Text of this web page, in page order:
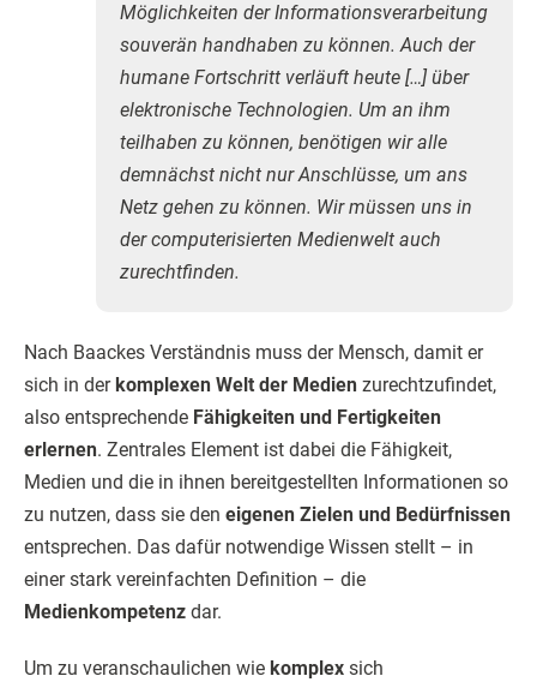
Möglichkeiten der Informationsverarbeitung
souverän handhaben zu können. Auch der
humane Fortschritt verläuft heute […] über
elektronische Technologien. Um an ihm
teilhaben zu können, benötigen wir alle
demnächst nicht nur Anschlüsse, um ans
Netz gehen zu können. Wir müssen uns in
der computerisierten Medienwelt auch
zurechtfinden.
Nach Baackes Verständnis muss der Mensch, damit er
sich in der komplexen Welt der Medien zurechtzufindet,
also entsprechende Fähigkeiten und Fertigkeiten
erlernen. Zentrales Element ist dabei die Fähigkeit,
Medien und die in ihnen bereitgestellten Informationen so
zu nutzen, dass sie den eigenen Zielen und Bedürfnissen
entsprechen. Das dafür notwendige Wissen stellt – in
einer stark vereinfachten Definition – die
Medienkompetenz dar.
Um zu veranschaulichen wie komplex sich